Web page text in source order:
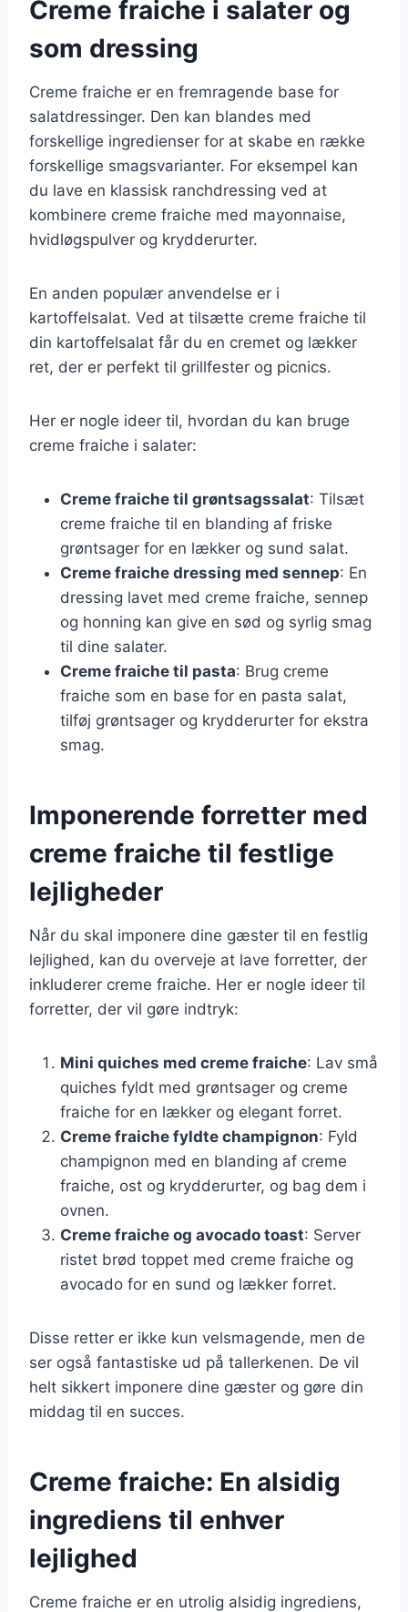
Creme fraiche i salater og
som dressing
Creme fraiche er en fremragende base for
salatdressinger. Den kan blandes med
forskellige ingredienser for at skabe en række
forskellige smagsvarianter. For eksempel kan
du lave en klassisk ranchdressing ved at
kombinere creme fraiche med mayonnaise,
hvidløgspulver og krydderurter.
En anden populær anvendelse er i
kartoffelsalat. Ved at tilsætte creme fraiche til
din kartoffelsalat får du en cremet og lækker
ret, der er perfekt til grillfester og picnics.
Her er nogle ideer til, hvordan du kan bruge
creme fraiche i salater:
Creme fraiche til grøntsagssalat: Tilsæt
creme fraiche til en blanding af friske
grøntsager for en lækker og sund salat.
Creme fraiche dressing med sennep: En
dressing lavet med creme fraiche, sennep
og honning kan give en sød og syrlig smag
til dine salater.
Creme fraiche til pasta: Brug creme
fraiche som en base for en pasta salat,
tilføj grøntsager og krydderurter for ekstra
smag.
Imponerende forretter med
creme fraiche til festlige
lejligheder
Når du skal imponere dine gæster til en festlig
lejlighed, kan du overveje at lave forretter, der
inkluderer creme fraiche. Her er nogle ideer til
forretter, der vil gøre indtryk:
Mini quiches med creme fraiche: Lav små
quiches fyldt med grøntsager og creme
fraiche for en lækker og elegant forret.
Creme fraiche fyldte champignon: Fyld
champignon med en blanding af creme
fraiche, ost og krydderurter, og bag dem i
ovnen.
Creme fraiche og avocado toast: Server
ristet brød toppet med creme fraiche og
avocado for en sund og lækker forret.
Disse retter er ikke kun velsmagende, men de
ser også fantastiske ud på tallerkenen. De vil
helt sikkert imponere dine gæster og gøre din
middag til en succes.
Creme fraiche: En alsidig
ingrediens til enhver
lejlighed
Creme fraiche er en utrolig alsidig ingrediens,